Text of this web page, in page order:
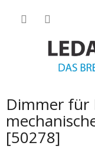
Dimmer für
[50278]